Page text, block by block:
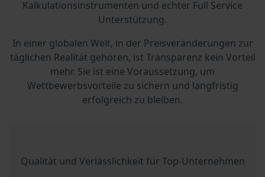
Kalkulationsinstrumenten und echter Full Service
Unterstützung.
In einer globalen Welt, in der Preisveränderungen zur
täglichen Realität gehören, ist Transparenz kein Vorteil
mehr. Sie ist eine Voraussetzung, um
Wettbewerbsvorteile zu sichern und langfristig
erfolgreich zu bleiben.
Qualität und Verlässlichkeit für Top-Unternehmen